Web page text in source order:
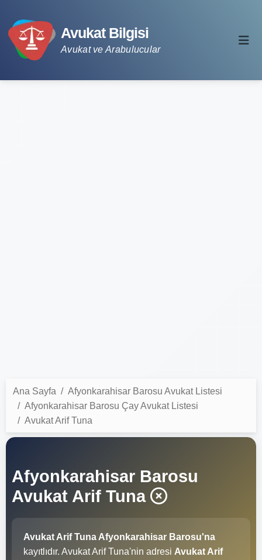
Avukat Bilgisi
Avukat ve Arabulucular
Ana Sayfa
Afyonkarahisar Barosu Avukat Listesi
Afyonkarahisar Barosu Çay Avukat Listesi
Avukat Arif Tuna
Afyonkarahisar Barosu
Avukat Arif Tuna
Avukat Arif Tuna Afyonkarahisar Barosu'na
kayıtlıdır. Avukat Arif Tuna'nin adresi Avukat Arif